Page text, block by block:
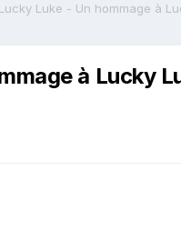
à Lucky